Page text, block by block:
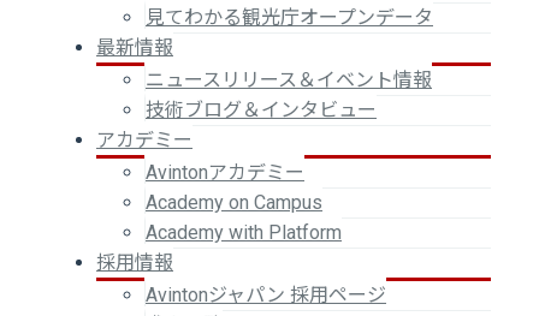
見てわかる観光庁オープンデータ
最新情報
ニュースリリース＆イベント情報
技術ブログ＆インタビュー
アカデミー
Avintonアカデミー
Academy on Campus
Academy with Platform
採用情報
Avintonジャパン 採用ページ